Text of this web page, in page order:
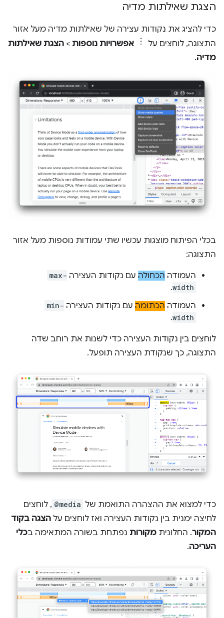
הצגת שאילתות מדיה
כדי להציג את נקודות עצירה של שאילתות מדיה מעל אזור
התצוגה, לוחצים על
אפשרויות נוספות > הצגת שאילתות
מדיה.
בכלי הפיתוח מוצגות עכשיו שתי עמודות נוספות מעל אזור
התצוגה:
העמודה הכחולה עם נקודות העצירה max-
width
.
העמודה הכתומה עם נקודות העצירה min-
width
.
לוחצים בין נקודות העצירה כדי לשנות את רוחב שדה
התצוגה, כך שנקודת העצירה תופעל.
כדי למצוא את ההצהרה התואמת של @media , לוחצים
לחיצה ימנית בין נקודות העצירה ואז לוחצים על הצגה בקוד
המקור. החלונית מקורות נפתחת בשורה המתאימה בכלי
העריכה.